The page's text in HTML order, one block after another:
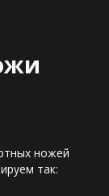
ножей
так: